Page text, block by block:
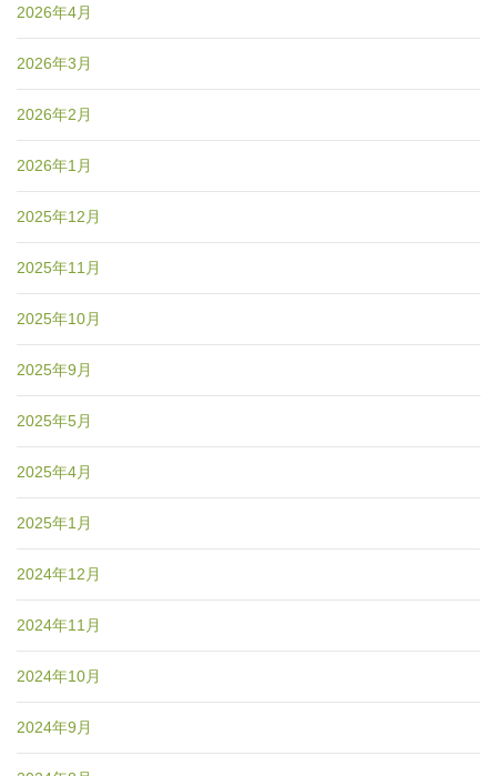
2026年4月
2026年3月
2026年2月
2026年1月
2025年12月
2025年11月
2025年10月
2025年9月
2025年5月
2025年4月
2025年1月
2024年12月
2024年11月
2024年10月
2024年9月